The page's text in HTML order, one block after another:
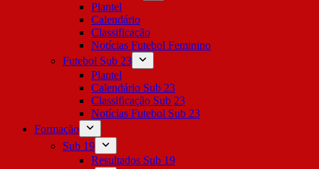
Plantel
Calendário
Classificação
Notícias Futebol Feminino
Futebol Sub 23
Plantel
Calendário Sub 23
Classificação Sub 23
Notícias Futebol Sub 23
Formação
Sub 19
Resultados Sub 19